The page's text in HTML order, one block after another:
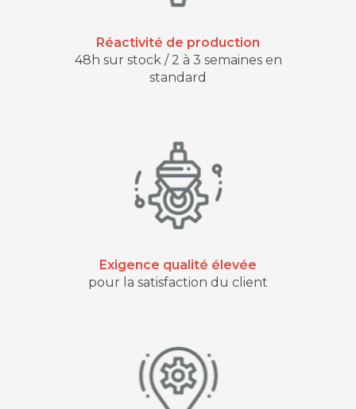
Réactivité de production
48h sur stock / 2 à 3 semaines en
standard
Exigence qualité élevée
pour la satisfaction du client